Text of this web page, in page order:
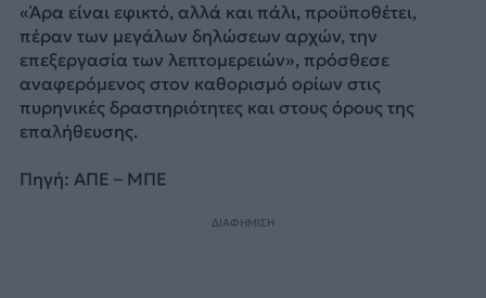
«Άρα είναι εφικτό, αλλά και πάλι, προϋποθέτει,
πέραν των μεγάλων δηλώσεων αρχών, την
επεξεργασία των λεπτομερειών», πρόσθεσε
αναφερόμενος στον καθορισμό ορίων στις
πυρηνικές δραστηριότητες και στους όρους της
επαλήθευσης.
Πηγή: ΑΠΕ – ΜΠΕ
ΔΙΑΦΗΜΙΣΗ